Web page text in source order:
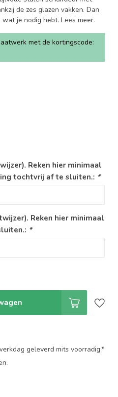
de zes glazen vakken. Dan
wat je nodig hebt.Lees meer.
met de kortingscode:
Reken hier minimaal
tochtvrij af te sluiten.: *
Reken hier minimaal
*
geleverd mits voorradig.*